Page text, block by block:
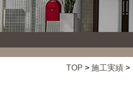
TOP > 施工実績 >